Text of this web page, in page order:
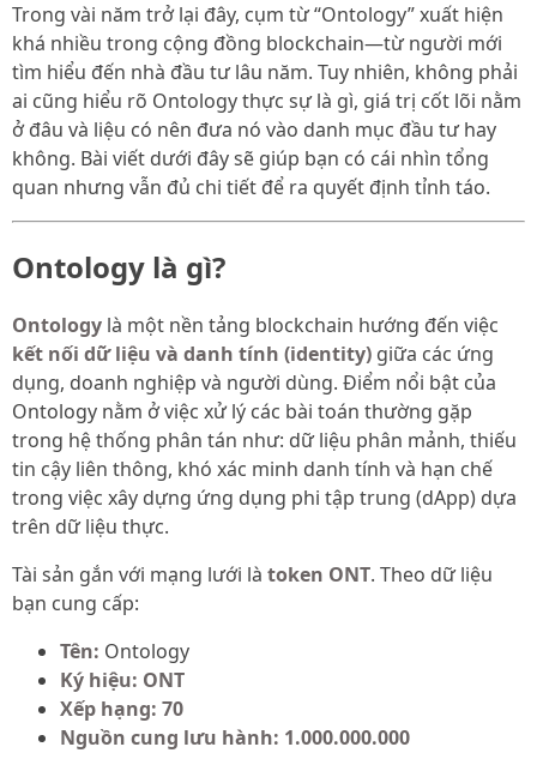
Trong vài năm trở lại đây, cụm từ “Ontology” xuất hiện
khá nhiều trong cộng đồng blockchain—từ người mới
tìm hiểu đến nhà đầu tư lâu năm. Tuy nhiên, không phải
ai cũng hiểu rõ Ontology thực sự là gì, giá trị cốt lõi nằm
ở đâu và liệu có nên đưa nó vào danh mục đầu tư hay
không. Bài viết dưới đây sẽ giúp bạn có cái nhìn tổng
quan nhưng vẫn đủ chi tiết để ra quyết định tỉnh táo.
Ontology là gì?
Ontology là một nền tảng blockchain hướng đến việc
kết nối dữ liệu và danh tính (identity) giữa các ứng
dụng, doanh nghiệp và người dùng. Điểm nổi bật của
Ontology nằm ở việc xử lý các bài toán thường gặp
trong hệ thống phân tán như: dữ liệu phân mảnh, thiếu
tin cậy liên thông, khó xác minh danh tính và hạn chế
trong việc xây dựng ứng dụng phi tập trung (dApp) dựa
trên dữ liệu thực.
Tài sản gắn với mạng lưới là token ONT. Theo dữ liệu
bạn cung cấp:
Tên: Ontology
Ký hiệu: ONT
Xếp hạng: 70
Nguồn cung lưu hành: 1.000.000.000